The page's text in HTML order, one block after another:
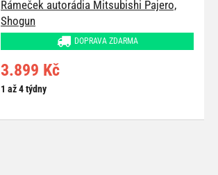
Rámeček autorádia Mitsubishi Pajero,
Shogun
DOPRAVA ZDARMA
3.899 Kč
1 až 4 týdny